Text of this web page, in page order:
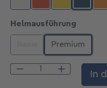
Helmausführung
Premium
Produkt Anzahl:In